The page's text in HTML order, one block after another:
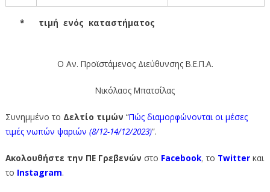
* τιμή ενός καταστήματος
Ο Αν. Προϊστάμενος Διεύθυνσης Β.Ε.Π.Α.
Νικόλαος Μπατσίλας
Συνημμένο το Δελτίο τιμών “Πώς διαμορφώνονται οι μέσες
τιμές νωπών ψαριών (8/12-14/12/2023)”.
Ακολουθήστε την ΠΕ Γρεβενών στο Facebook, το Twitterκαι
το Instagram.